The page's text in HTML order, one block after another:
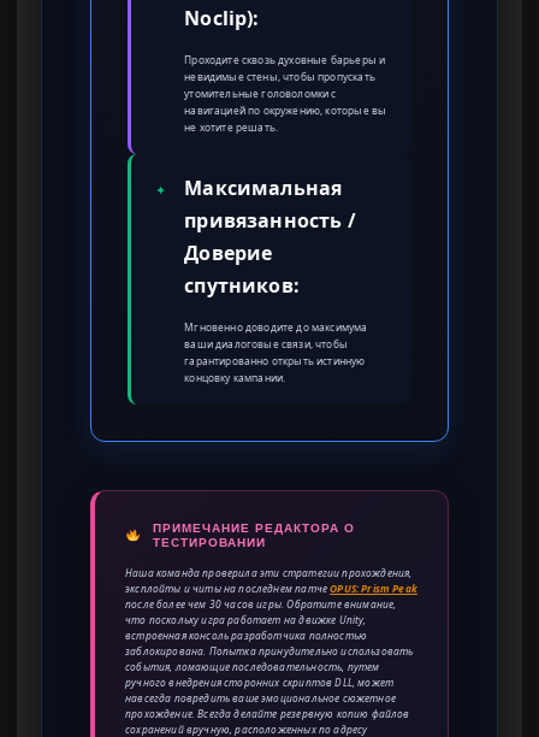
Noclip):
Проходите сквозь духовные барьеры и
невидимые стены, чтобы пропускать
утомительные головоломки с
навигацией по окружению, которые вы
не хотите решать.
✦
Максимальная
привязанность /
Доверие
спутников:
Мгновенно доводите до максимума
ваши диалоговые связи, чтобы
гарантированно открыть истинную
концовку кампании.
ПРИМЕЧАНИЕ РЕДАКТОРА О
ТЕСТИРОВАНИИ
Наша команда проверила эти стратегии прохождения,
эксплойты и читы на последнем патчеOPUS: Prism Peak
после более чем 30 часов игры. Обратите внимание,
что поскольку игра работает на движке Unity,
встроенная консоль разработчика полностью
заблокирована. Попытка принудительно использовать
события, ломающие последовательность, путем
ручного внедрения сторонних скриптов DLL, может
навсегда повредить ваше эмоциональное сюжетное
прохождение. Всегда делайте резервную копию файлов
сохранений вручную, расположенных по адресу